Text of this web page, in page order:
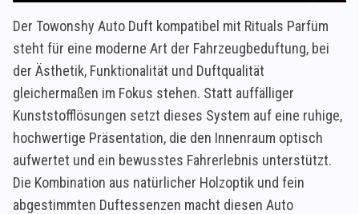
Der Towonshy Auto Duft kompatibel mit Rituals Parfüm
steht für eine moderne Art der Fahrzeugbeduftung, bei
der Ästhetik, Funktionalität und Duftqualität
gleichermaßen im Fokus stehen. Statt auffälliger
Kunststofflösungen setzt dieses System auf eine ruhige,
hochwertige Präsentation, die den Innenraum optisch
aufwertet und ein bewusstes Fahrerlebnis unterstützt.
Die Kombination aus natürlicher Holzoptik und fein
abgestimmten Duftessenzen macht diesen Auto